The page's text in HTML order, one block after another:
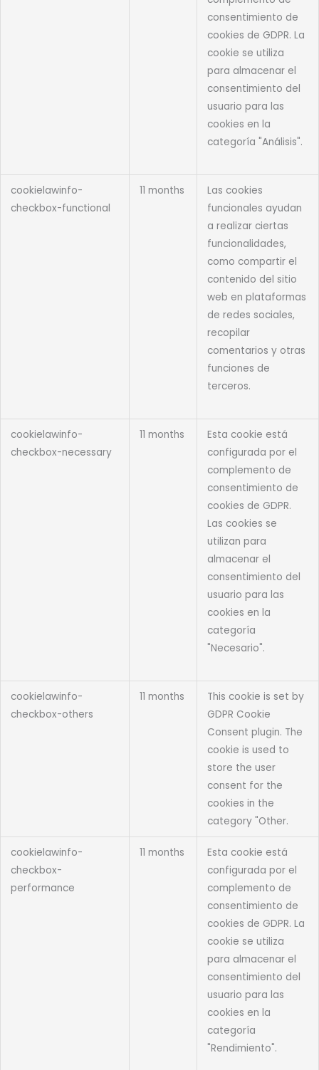
consentimiento de
cookies de GDPR. La
cookie se utiliza
para almacenar el
consentimiento del
usuario para las
cookies en la
categoría "Análisis".
cookielawinfo-
checkbox-functional
11 months
Las cookies
funcionales ayudan
a realizar ciertas
funcionalidades,
como compartir el
contenido del sitio
web en plataformas
de redes sociales,
recopilar
comentarios y otras
funciones de
terceros.
cookielawinfo-
checkbox-necessary
11 months
Esta cookie está
configurada por el
complemento de
consentimiento de
cookies de GDPR.
Las cookies se
utilizan para
almacenar el
consentimiento del
usuario para las
cookies en la
categoría
"Necesario".
cookielawinfo-
checkbox-others
11 months
This cookie is set by
GDPR Cookie
Consent plugin. The
cookie is used to
store the user
consent for the
cookies in the
category "Other.
cookielawinfo-
checkbox-
performance
11 months
Esta cookie está
configurada por el
complemento de
consentimiento de
cookies de GDPR. La
cookie se utiliza
para almacenar el
consentimiento del
usuario para las
cookies en la
categoría
"Rendimiento".